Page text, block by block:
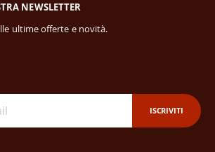
NEWSLETTER
ultime offerte e novità.
ISCRIVITI